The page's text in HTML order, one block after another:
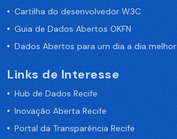
Cartilha do desenvolvedor W3C
Guia de Dados Abertos OKFN
Dados Abertos para um dia a dia melhor
Links de Interesse
Hub de Dados Recife
Inovação Aberta Recife
Portal da Transparência Recife